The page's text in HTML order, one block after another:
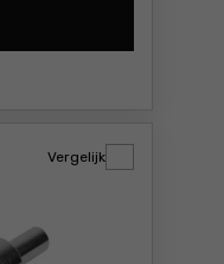
Vergelijk